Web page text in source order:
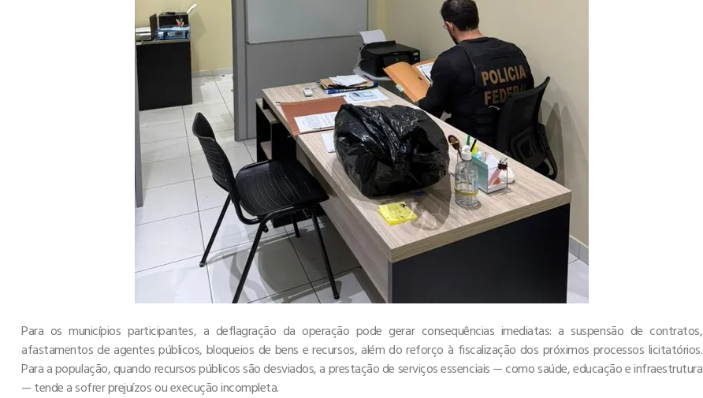
Para os municípios participantes, a deflagração da operação pode gerar consequências imediatas: a suspensão de contratos,
afastamentos de agentes públicos, bloqueios de bens e recursos, além do reforço à fiscalização dos próximos processos licitatórios.
Para a população, quando recursos públicos são desviados, a prestação de serviços essenciais — como saúde, educação e infraestrutura
— tende a sofrer prejuízos ou execução incompleta.